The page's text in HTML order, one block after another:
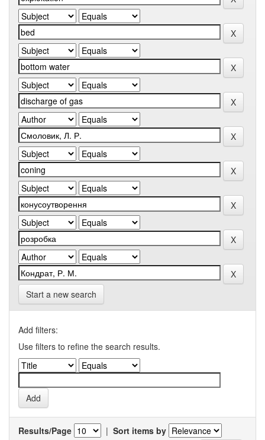
Start a new search
Add filters:
Use filters to refine the search results.
Results/Page | Sort items by